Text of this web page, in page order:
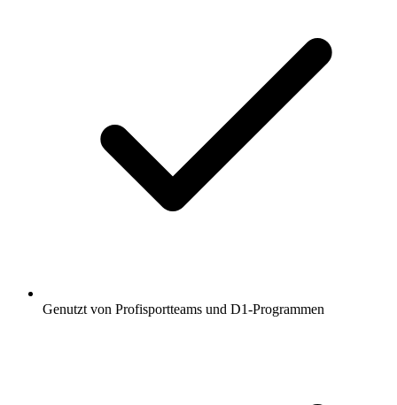
Genutzt von Profisportteams und D1-Programmen